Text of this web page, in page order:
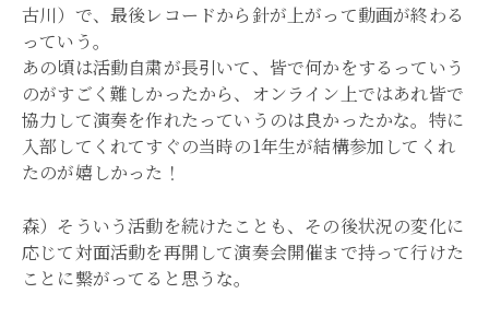
古川）で、最後レコードから針が上がって動画が終わる
っていう。
あの頃は活動自粛が長引いて、皆で何かをするっていう
のがすごく難しかったから、オンライン上ではあれ皆で
協力して演奏を作れたっていうのは良かったかな。特に
入部してくれてすぐの当時の1年生が結構参加してくれ
たのが嬉しかった！
森）そういう活動を続けたことも、その後状況の変化に
応じて対面活動を再開して演奏会開催まで持って行けた
ことに繋がってると思うな。